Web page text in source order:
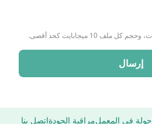
إرسال
جولة في المعملمراقبة الجودةاتصل بنا